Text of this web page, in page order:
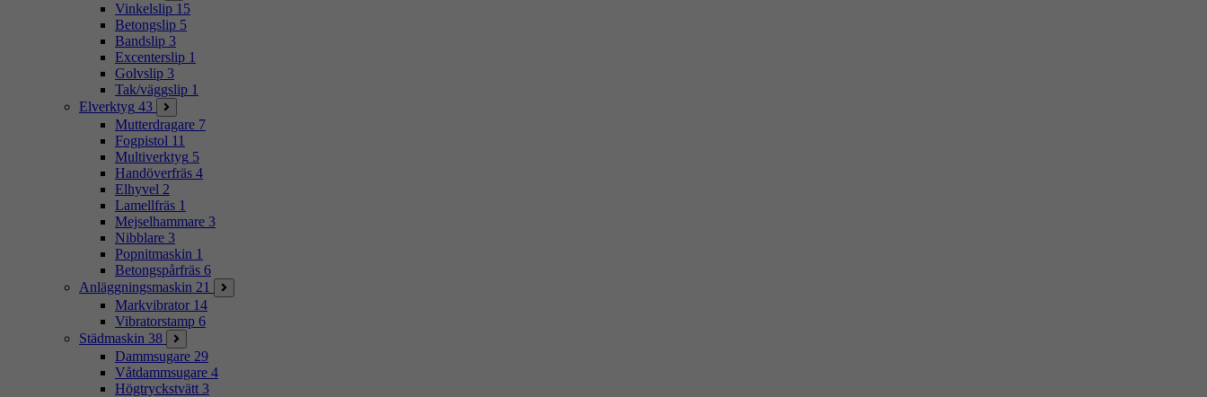
Vinkelslip 15
Betongslip 5
Bandslip 3
Excenterslip 1
Golvslip 3
Tak/väggslip 1
Elverktyg 43
Mutterdragare 7
Fogpistol 11
Multiverktyg 5
Handöverfräs 4
Elhyvel 2
Lamellfräs 1
Mejselhammare 3
Nibblare 3
Popnitmaskin 1
Betongspårfräs 6
Anläggningsmaskin 21
Markvibrator 14
Vibratorstamp 6
Städmaskin 38
Dammsugare 29
Våtdammsugare 4
Högtryckstvätt 3